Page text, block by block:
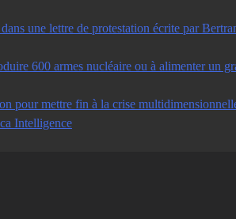
une lettre de protestation écrite par
600 armes nucléaire ou à alimenter un
pour mettre fin à la crise
Intelligence